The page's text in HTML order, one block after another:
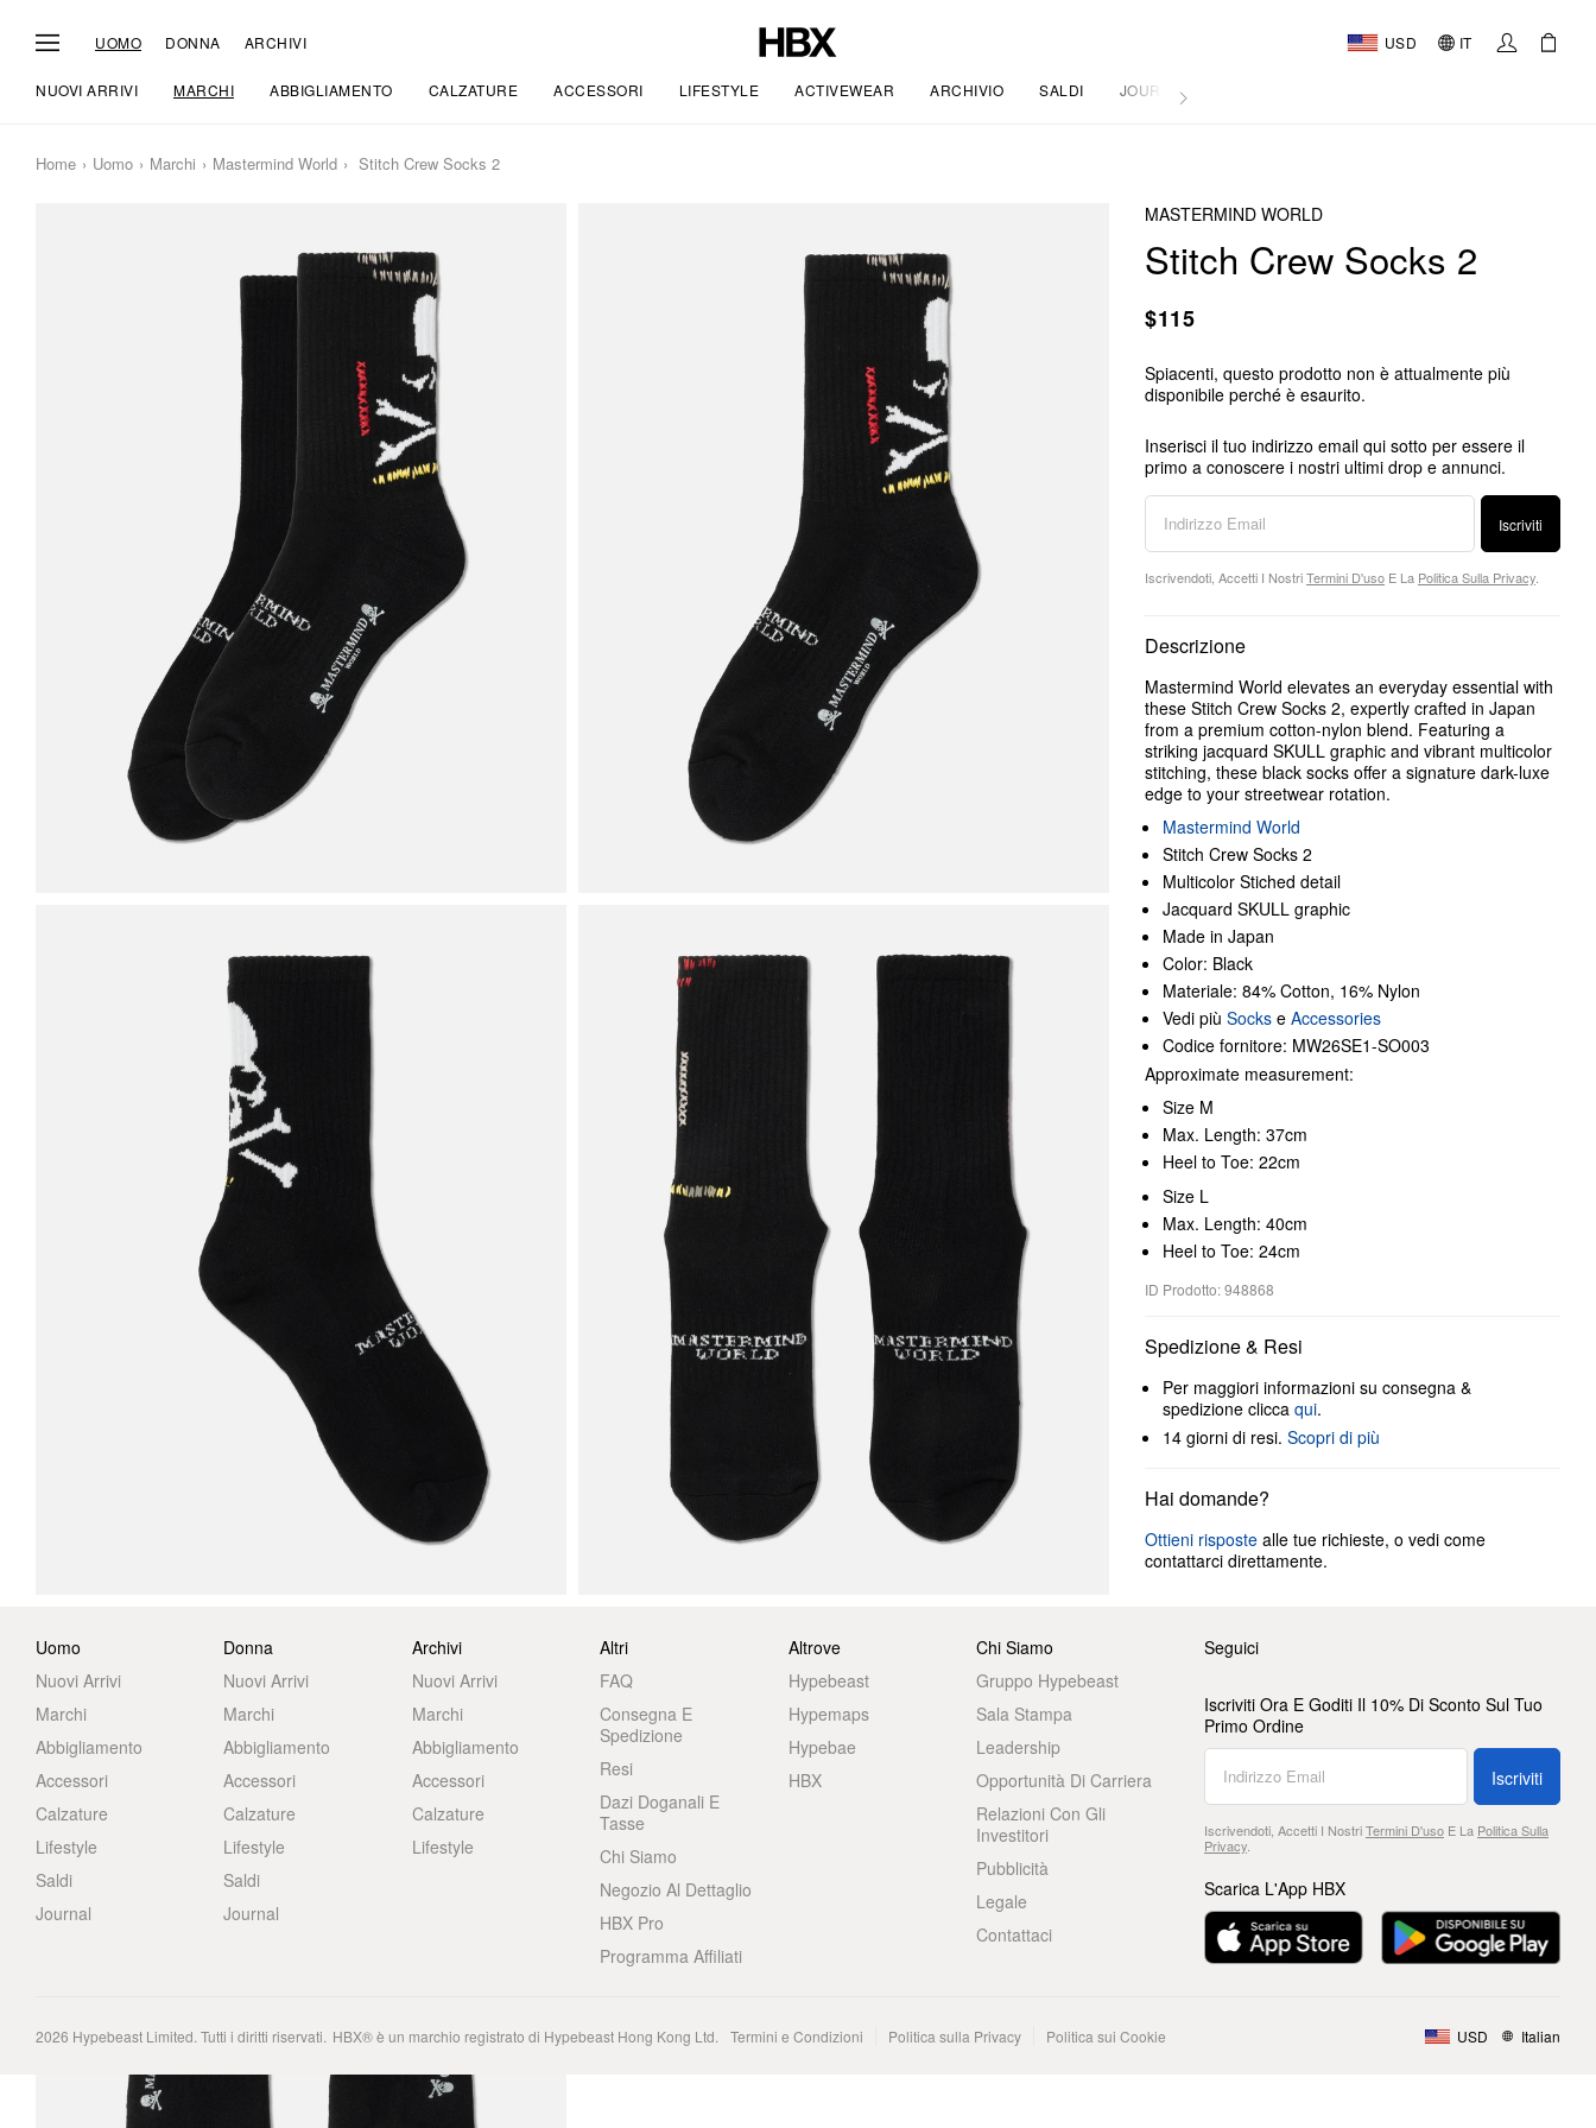
UOMO DONNA ARCHIVI USD IT
NUOVI ARRIVI MARCHI ABBIGLIAMENTO CALZATURE ACCESSORI LIFESTYLE ACTIVEWEAR ARCHIVIO SALDI JOURNAL
Home Uomo Marchi Mastermind World Stitch Crew Socks 2
MASTERMIND WORLD
Stitch Crew Socks 2
$115
Spiacenti, questo prodotto non è attualmente più
disponibile perché è esaurito.
Inserisci il tuo indirizzo email qui sotto per essere il
primo a conoscere i nostri ultimi drop e annunci.
Iscriviti
Iscrivendoti, Accetti I NostriTermini D'uso E La Politica Sulla Privacy
Descrizione
Mastermind World elevates an everyday essential with
these Stitch Crew Socks 2, expertly crafted in Japan
from a premium cotton-nylon blend. Featuring a
striking jacquard SKULL graphic and vibrant multicolor
stitching, these black socks offer a signature dark-luxe
edge to your streetwear rotation.
Mastermind World
Stitch Crew Socks 2
Multicolor Stiched detail
Jacquard SKULL graphic
Made in Japan
Color: Black
Materiale: 84% Cotton, 16% Nylon
Vedi più Socks e Accessories
Codice fornitore: MW26SE1-SO003
Approximate measurement:
Size M
Max. Length: 37cm
Heel to Toe: 22cm
Size L
Max. Length: 40cm
Heel to Toe: 24cm
ID Prodotto: 948868
Spedizione & Resi
Per maggiori informazioni su consegna &
spedizione clicca qui.
14 giorni di resi. Scopri di più
Hai domande?
Ottieni risposte alle tue richieste, o vedi come
contattarci direttamente.
Uomo
Nuovi Arrivi
Marchi
Abbigliamento
Accessori
Calzature
Lifestyle
Saldi
Journal
Donna
Nuovi Arrivi
Marchi
Abbigliamento
Accessori
Calzature
Lifestyle
Saldi
Journal
Archivi
Nuovi Arrivi
Marchi
Abbigliamento
Accessori
Calzature
Lifestyle
Altri
FAQ
Consegna E
Spedizione
Resi
Dazi Doganali E
Tasse
Chi Siamo
Negozio Al Dettaglio
HBX Pro
Programma Affiliati
Altrove
Hypebeast
Hypemaps
Hypebae
HBX
Chi Siamo
Gruppo Hypebeast
Sala Stampa
Leadership
Opportunità Di Carriera
Relazioni Con Gli
Investitori
Pubblicità
Legale
Contattaci
Seguici
Iscriviti Ora E Goditi Il 10% Di Sconto Sul Tuo
Primo Ordine
Iscriviti
Iscrivendoti, Accetti I NostriTermini D'usoE La Politica Sulla
Privacy.
Scarica L'App HBX
2026 Hypebeast Limited. Tutti i diritti riservati. HBX® è un marchio registrato di Hypebeast Hong Kong Ltd. Termini e Condizioni Politica sulla Privacy Politica sui Cookie USD Italian